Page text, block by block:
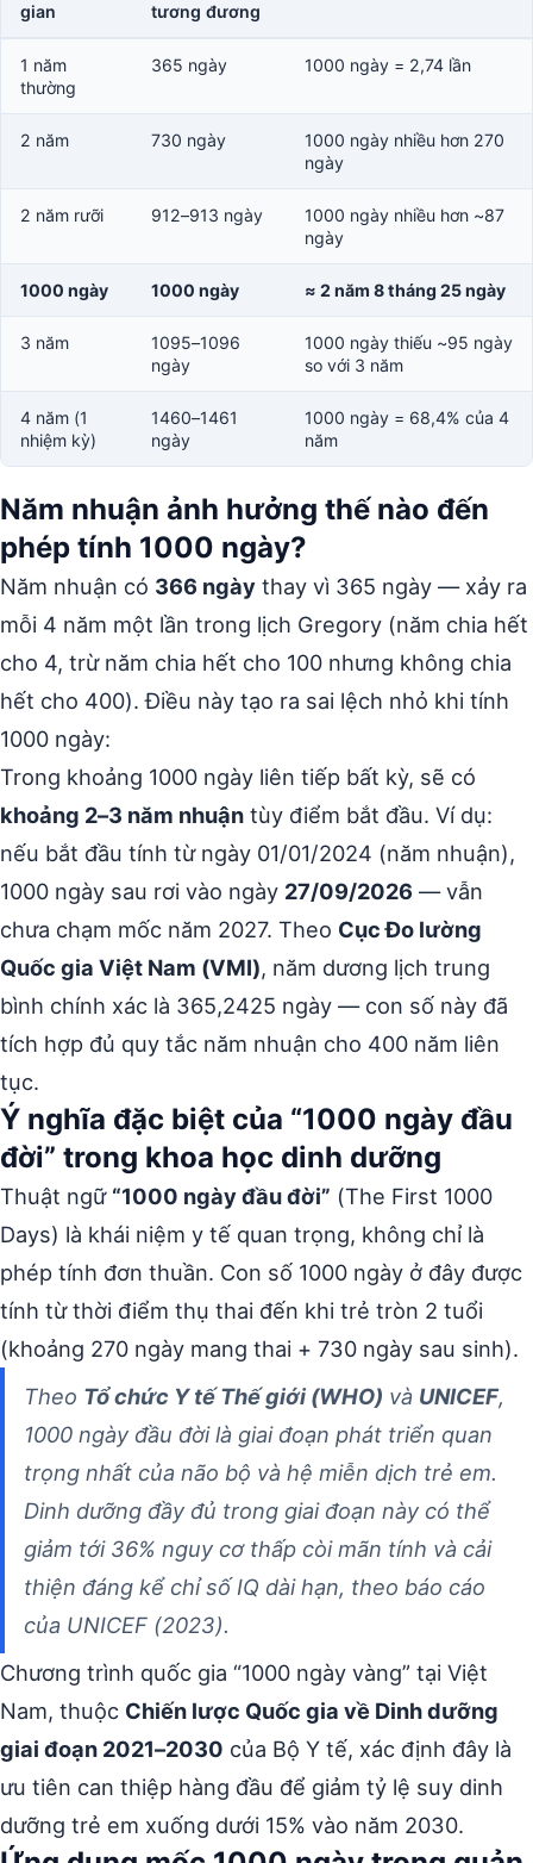
gian tương đương
1 năm
thường
365 ngày 1000 ngày = 2,74 lần
2 năm 730 ngày
1000 ngày nhiều hơn 270
ngày
2 năm rưỡi 912–913 ngày
1000 ngày nhiều hơn ~87
ngày
1000 ngày 1000 ngày ≈ 2 năm 8 tháng 25 ngày
3 năm
1095–1096
ngày
1000 ngày thiếu ~95 ngày
so với 3 năm
4 năm (1
nhiệm kỳ)
1460–1461
ngày
1000 ngày = 68,4% của 4
năm
Năm nhuận ảnh hưởng thế nào đến
phép tính 1000 ngày?
Năm nhuận có 366 ngày thay vì 365 ngày — xảy ra
mỗi 4 năm một lần trong lịch Gregory (năm chia hết
cho 4, trừ năm chia hết cho 100 nhưng không chia
hết cho 400). Điều này tạo ra sai lệch nhỏ khi tính
1000 ngày:
Trong khoảng 1000 ngày liên tiếp bất kỳ, sẽ có
khoảng 2–3 năm nhuận tùy điểm bắt đầu. Ví dụ:
nếu bắt đầu tính từ ngày 01/01/2024 (năm nhuận),
1000 ngày sau rơi vào ngày 27/09/2026 — vẫn
chưa chạm mốc năm 2027. Theo Cục Đo lường
Quốc gia Việt Nam (VMI), năm dương lịch trung
bình chính xác là 365,2425 ngày — con số này đã
tích hợp đủ quy tắc năm nhuận cho 400 năm liên
tục.
Ý nghĩa đặc biệt của “1000 ngày đầu
đời” trong khoa học dinh dưỡng
Thuật ngữ “1000 ngày đầu đời” (The First 1000
Days) là khái niệm y tế quan trọng, không chỉ là
phép tính đơn thuần. Con số 1000 ngày ở đây được
tính từ thời điểm thụ thai đến khi trẻ tròn 2 tuổi
(khoảng 270 ngày mang thai + 730 ngày sau sinh).
Theo Tổ chức Y tế Thế giới (WHO) và UNICEF,
1000 ngày đầu đời là giai đoạn phát triển quan
trọng nhất của não bộ và hệ miễn dịch trẻ em.
Dinh dưỡng đầy đủ trong giai đoạn này có thể
giảm tới 36% nguy cơ thấp còi mãn tính và cải
thiện đáng kể chỉ số IQ dài hạn, theo báo cáo
của UNICEF (2023).
Chương trình quốc gia “1000 ngày vàng” tại Việt
Nam, thuộc Chiến lược Quốc gia về Dinh dưỡng
giai đoạn 2021–2030 của Bộ Y tế, xác định đây là
ưu tiên can thiệp hàng đầu để giảm tỷ lệ suy dinh
dưỡng trẻ em xuống dưới 15% vào năm 2030.